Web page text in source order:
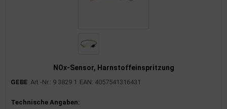
NOx-Sensor, Harnstoffeinspritzung
GEBE Art.-Nr.: 9 3829 1 EAN: 4057541316431
Produktinformationen
Technische Angaben: